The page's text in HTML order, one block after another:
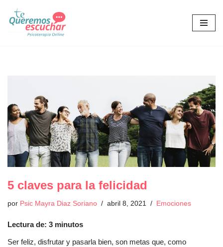
Saltar
5 claves para la felicidad
por Psic Mayra Diaz Soriano abril 8, 2021 Emociones
Lectura de: 3 minutos
Ser feliz, disfrutar y pasarla bien, son metas que, como